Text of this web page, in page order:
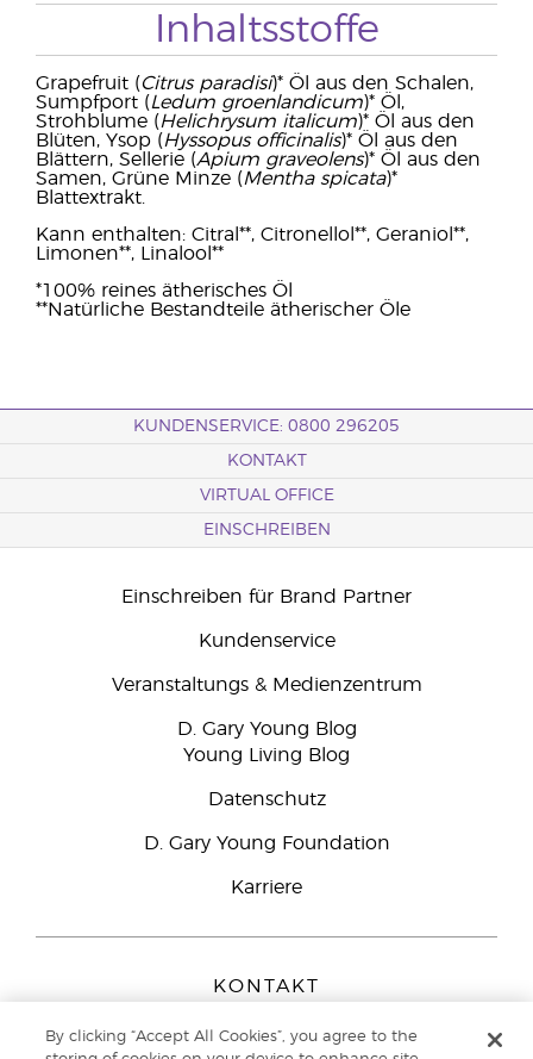
Inhaltsstoffe
Grapefruit (Citrus paradisi)* Öl aus den Schalen,
Sumpfport (Ledum groenlandicum)* Öl,
Strohblume (Helichrysum italicum)* Öl aus den
Blüten, Ysop (Hyssopus officinalis)* Öl aus den
Blättern, Sellerie (Apium graveolens)* Öl aus den
Samen, Grüne Minze (Mentha spicata)*
Blattextrakt.
Kann enthalten: Citral**, Citronellol**, Geraniol**,
Limonen**, Linalool**
*100% reines ätherisches Öl
**Natürliche Bestandteile ätherischer Öle
KUNDENSERVICE: 0800 296205
KONTAKT
VIRTUAL OFFICE
EINSCHREIBEN
Einschreiben für Brand Partner
Kundenservice
Veranstaltungs & Medienzentrum
D. Gary Young Blog
Young Living Blog
Datenschutz
D. Gary Young Foundation
Karriere
KONTAKT
Peizerweg 97
By clicking “Accept All Cookies”, you agree to the